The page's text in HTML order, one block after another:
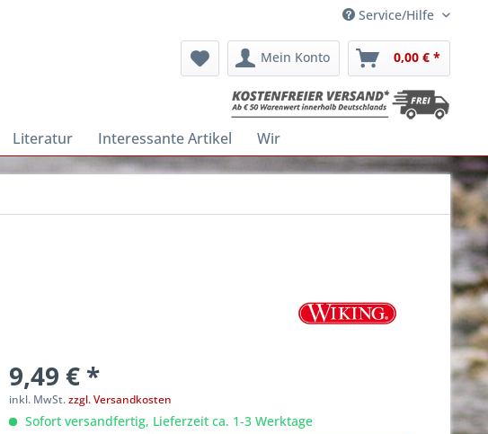
Service/Hilfe
Mein Konto 0,00 € *
Literatur Interessante Artikel Wir
9,49 € *
inkl. MwSt.zzgl. Versandkosten
Sofort versandfertig, Lieferzeit ca. 1-3 Werktage